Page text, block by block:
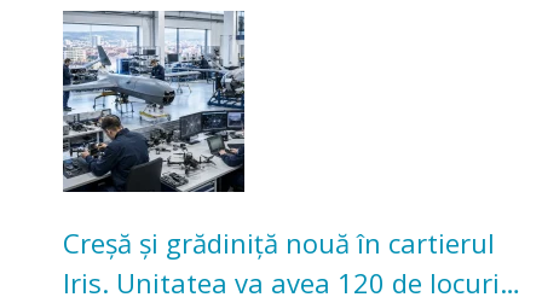
înceapă în toamna acestui an
Creșă și grădiniță nouă în cartierul
Iris. Unitatea va avea 120 de locuri